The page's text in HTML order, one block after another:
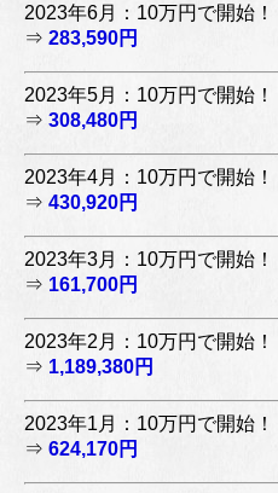
2023年6月：10万円で開始！
⇒ 283,590円
2023年5月：10万円で開始！
⇒ 308,480円
2023年4月：10万円で開始！
⇒ 430,920円
2023年3月：10万円で開始！
⇒ 161,700円
2023年2月：10万円で開始！
⇒ 1,189,380円
2023年1月：10万円で開始！
⇒ 624,170円